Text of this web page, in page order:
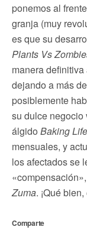
ponemos al
granja (muy
es que su
Plants Vs
manera
dejando a más
posiblemente
su dulce negocio
álgido Baking Life
mensuales, y
los afectados se
Zuma. ¡Qué bien,
Comparte